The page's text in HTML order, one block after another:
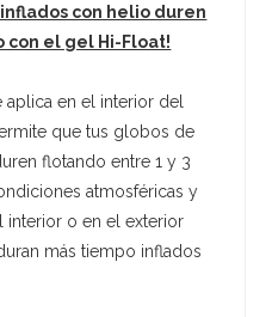
con helio duren
con el gel Hi-Float!
aplica en el interior del
que tus globos de
flotando entre 1 y 3
atmosféricas y
interior o en el exterior
más tiempo inflados